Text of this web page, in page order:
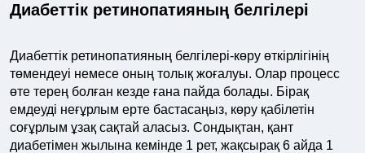
Диабеттік ретинопатияның белгілері
Диабеттік ретинопатияның белгілері-көру өткірлігінің
төмендеуі немесе оның толық жоғалуы. Олар процесс
өте терең болған кезде ғана пайда болады. Бірақ
емдеуді неғұрлым ерте бастасаңыз, көру қабілетін
соғұрлым ұзақ сақтай аласыз. Сондықтан, қант
диабетімен жылына кемінде 1 рет, жақсырақ 6 айда 1